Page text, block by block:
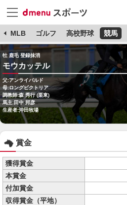
MLB ゴルフ 高校野球 競馬
牡 鹿毛 登録抹消
モウカッテル
父:アンライバルド
母:ロングビクトリア
調教師:森 秀行 (栗東)
馬主:田中 邦彦
生産者:沖田牧場
賞金
獲得賞金
本賞金
付加賞金
収得賞金（平地）